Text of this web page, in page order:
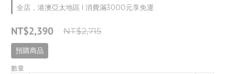
全店，港澳亞太地區 l 消費滿3000元享免運
NT$2,390 NT$2,715
預購商品
數量